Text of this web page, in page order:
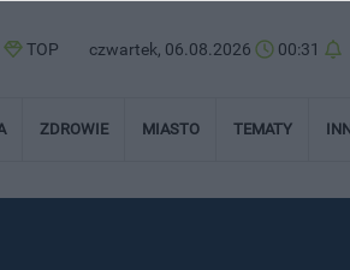
TOP czwartek, 06.08.2026 00:31
ZDROWIE MIASTO TEMATY